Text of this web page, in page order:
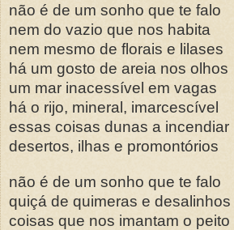
não é de um sonho que te falo
nem do vazio que nos habita
nem mesmo de florais e lilases
há um gosto de areia nos olhos
um mar inacessível em vagas
há o rijo, mineral, imarcescível
essas coisas dunas a incendiar
desertos, ilhas e promontórios
não é de um sonho que te falo
quiçá de quimeras e desalinhos
coisas que nos imantam o peito